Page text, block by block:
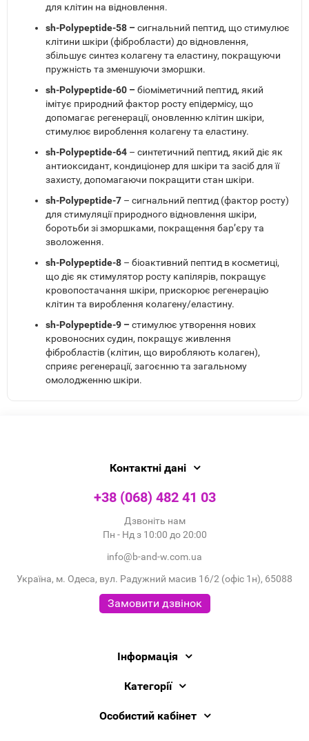
для клітин на відновлення.
sh-Polypeptide-58 – сигнальний пептид, що стимулює
клітини шкіри (фібробласти) до відновлення,
збільшує синтез колагену та еластину, покращуючи
пружність та зменшуючи зморшки.
sh-Polypeptide-60 – біоміметичний пептид, який
імітує природний фактор росту епідермісу, що
допомагає регенерації, оновленню клітин шкіри,
стимулює вироблення колагену та еластину.
sh-Polypeptide-64 – синтетичний пептид, який діє як
антиоксидант, кондиціонер для шкіри та засіб для її
захисту, допомагаючи покращити стан шкіри.
sh-Polypeptide-7 – сигнальний пептид (фактор росту)
для стимуляції природного відновлення шкіри,
боротьби зі зморшками, покращення бар’єру та
зволоження.
sh-Polypeptide-8 – біоактивний пептид в косметиці,
що діє як стимулятор росту капілярів, покращує
кровопостачання шкіри, прискорює регенерацію
клітин та вироблення колагену/еластину.
sh-Polypeptide-9 – стимулює утворення нових
кровоносних судин, покращує живлення
фібробластів (клітин, що виробляють колаген),
сприяє регенерації, загоєнню та загальному
омолодженню шкіри.
Контактні дані
+38 (068) 482 41 03
Дзвоніть нам
Пн - Нд з 10:00 до 20:00
info@b-and-w.com.ua
Україна, м. Одеса, вул. Радужний масив 16/2 (офіс 1н), 65088
Замовити дзвінок
Інформація
Категорії
Особистий кабінет